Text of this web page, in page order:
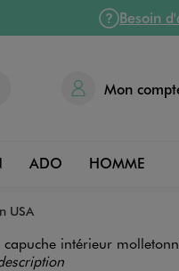
Besoin
Mon
ADO HOMME
USA
capuche intérieur